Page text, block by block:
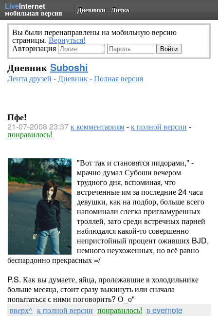
LiveInternet
мобильная версия Дневники Личка
Вы были перенаправлены на мобильную версию
страницы. Вернуться!
Авторизация
Дневник Suboshi
Лента друзей -Дневник-Полная версия
Пфе!
21-07-2008 23:37к комментариям-к полной версии -
понравилось!
"Вот так и становятся пидорами," -
мрачно думал Субоши вечером
трудного дня, вспоминая, что
встреченные им за последние 24 часа
девушки, как на подбор, больше всего
напоминали слегка пригламуренных
троллей, зато среди встречных парней
наблюдался какой-то совершенно
непристойный процент оживших BJD,
немного неухоженных, но всё равно
беспардонно прекрасных =/
P.S. Как вы думаете, яйца, пролежавшие в холодильнике
больше месяца, стоит сразу выкинуть или сначала
попытаться с ними поговорить? О_о"
вверх^ к полной версии понравилось! в evernote